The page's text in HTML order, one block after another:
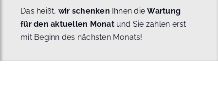
Das heißt, wir schenken Ihnen dieWartung
für den aktuellen Monat und Sie zahlen erst
mit Beginn des nächsten Monats!